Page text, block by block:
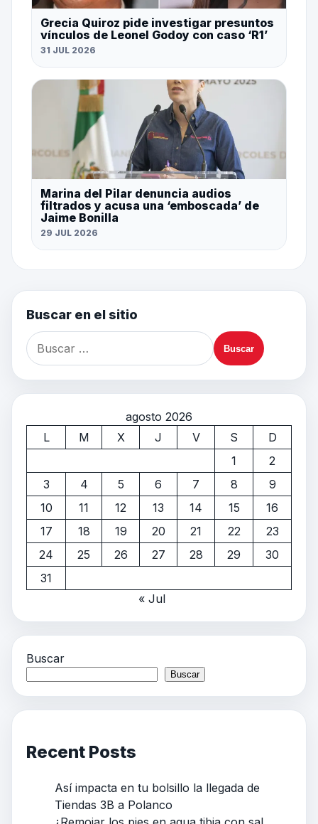
Grecia Quiroz pide investigar presuntos
vínculos de Leonel Godoy con caso ‘R1’
31 JUL 2026
Marina del Pilar denuncia audios
filtrados y acusa una ‘emboscada’ de
Jaime Bonilla
29 JUL 2026
Buscar en el sitio
agosto 2026
L
M X J V S
D
1
2
3
4 5 6 7 8
9
10
11 12 13 14 15
16
17
18 19 20 21 22
23
24
25 26 27 28 29
30
31
« Jul
Buscar
Buscar
Recent Posts
Así impacta en tu bolsillo la llegada de
Tiendas 3B a Polanco